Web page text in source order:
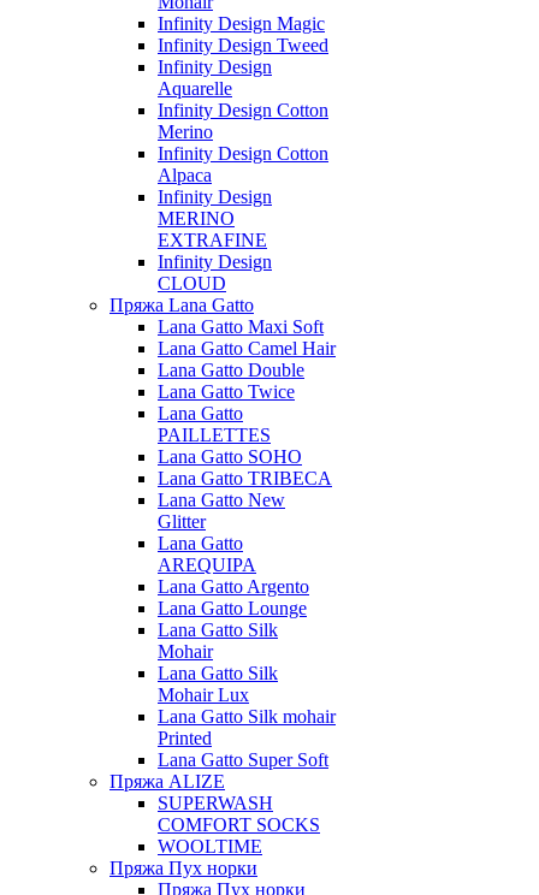
Infinity Design Magic
Infinity Design Tweed
Infinity Design
Aquarelle
Infinity Design Cotton
Merino
Infinity Design Cotton
Alpaca
Infinity Design
MERINO
EXTRAFINE
Infinity Design
CLOUD
Пряжа Lana Gatto
Lana Gatto Maxi Soft
Lana Gatto Camel Hair
Lana Gatto Double
Lana Gatto Twice
Lana Gatto
PAILLETTES
Lana Gatto SOHO
Lana Gatto TRIBECA
Lana Gatto New
Glitter
Lana Gatto
AREQUIPA
Lana Gatto Argento
Lana Gatto Lounge
Lana Gatto Silk
Mohair
Lana Gatto Silk
Mohair Lux
Lana Gatto Silk mohair
Printed
Lana Gatto Super Soft
Пряжа ALIZE
SUPERWASH
COMFORT SOCKS
WOOLTIME
Пряжа Пух норки
Пряжа Пух норки